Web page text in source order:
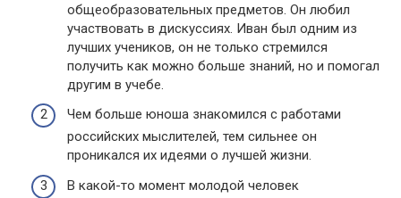
общеобразовательных предметов. Он любил
участвовать в дискуссиях. Иван был одним из
лучших учеников, он не только стремился
получить как можно больше знаний, но и помогал
другим в учебе.
Чем больше юноша знакомился с работами
российских мыслителей, тем сильнее он
проникался их идеями о лучшей жизни.
В какой-то момент молодой человек